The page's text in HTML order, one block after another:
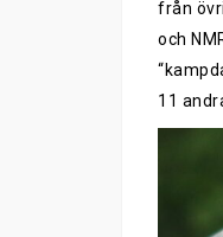
från
och
11